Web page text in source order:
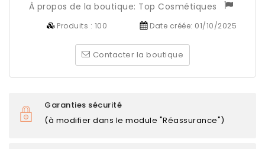
À propos de la boutique: Top Cosmétiques
Produits : 100 Date créée: 01/10/2025
Contacter la boutique
Garanties sécurité
(à modifier dans le module "Réassurance")